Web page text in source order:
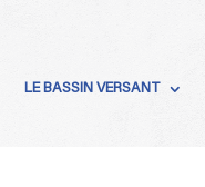
LE BASSIN VERSANT